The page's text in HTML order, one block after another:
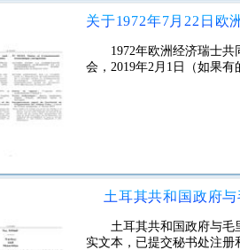
1972年欧洲经济瑞士
会，2019年2月1日（如果
土耳其共和国政府
土耳其共和国政府与
实文本，已提交秘书处注册